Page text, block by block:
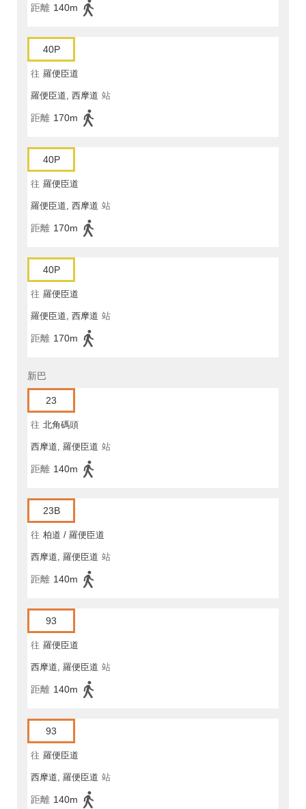
距離 140m
40P
往 羅便臣道
羅便臣道, 西摩道 站
距離 170m
40P
往 羅便臣道
羅便臣道, 西摩道 站
距離 170m
40P
往 羅便臣道
羅便臣道, 西摩道 站
距離 170m
新巴
23
往 北角碼頭
西摩道, 羅便臣道 站
距離 140m
23B
往 柏道 / 羅便臣道
西摩道, 羅便臣道 站
距離 140m
93
往 羅便臣道
西摩道, 羅便臣道 站
距離 140m
93
往 羅便臣道
西摩道, 羅便臣道 站
距離 140m